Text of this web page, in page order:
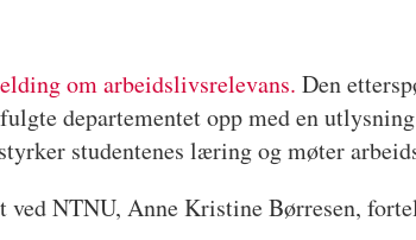
om arbeidslivsrelevans. Den
departementet opp med en
studentenes læring og møter
NTNU, Anne Kristine Børresen,